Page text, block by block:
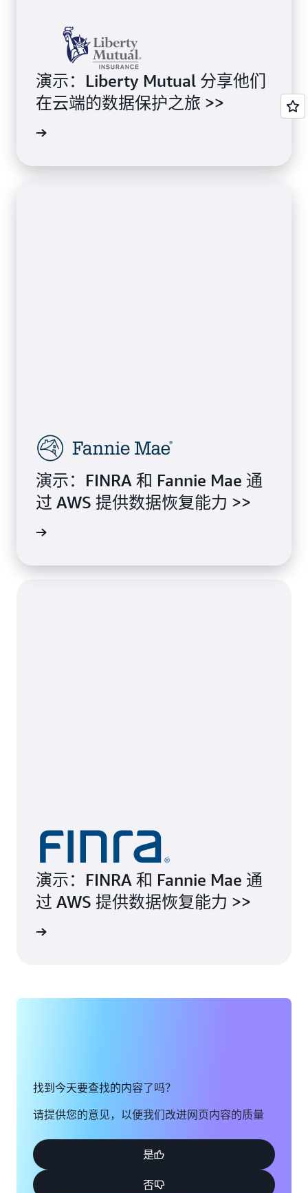
演示：Liberty Mutual 分享他们
在云端的数据保护之旅 >>
演示：FINRA 和 Fannie Mae 通
过 AWS 提供数据恢复能力 >>
演示：FINRA 和 Fannie Mae 通
过 AWS 提供数据恢复能力 >>
找到今天要查找的内容了吗？
请提供您的意见，以便我们改进网页内容的质量
是
否